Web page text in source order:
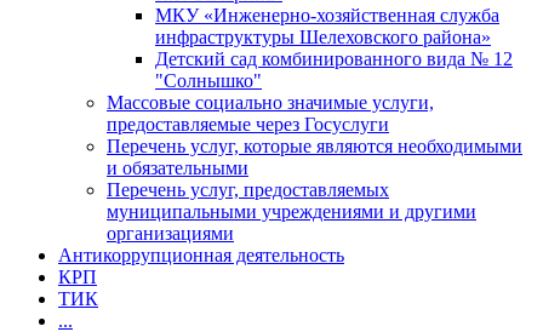
МКУ «Инженерно-хозяйственная служба
инфраструктуры Шелеховского района»
Детский сад комбинированного вида № 12
"Солнышко"
Массовые социально значимые услуги,
предоставляемые через Госуслуги
Перечень услуг, которые являются необходимыми
и обязательными
Перечень услуг, предоставляемых
муниципальными учреждениями и другими
организациями
Антикоррупционная деятельность
КРП
ТИК
...